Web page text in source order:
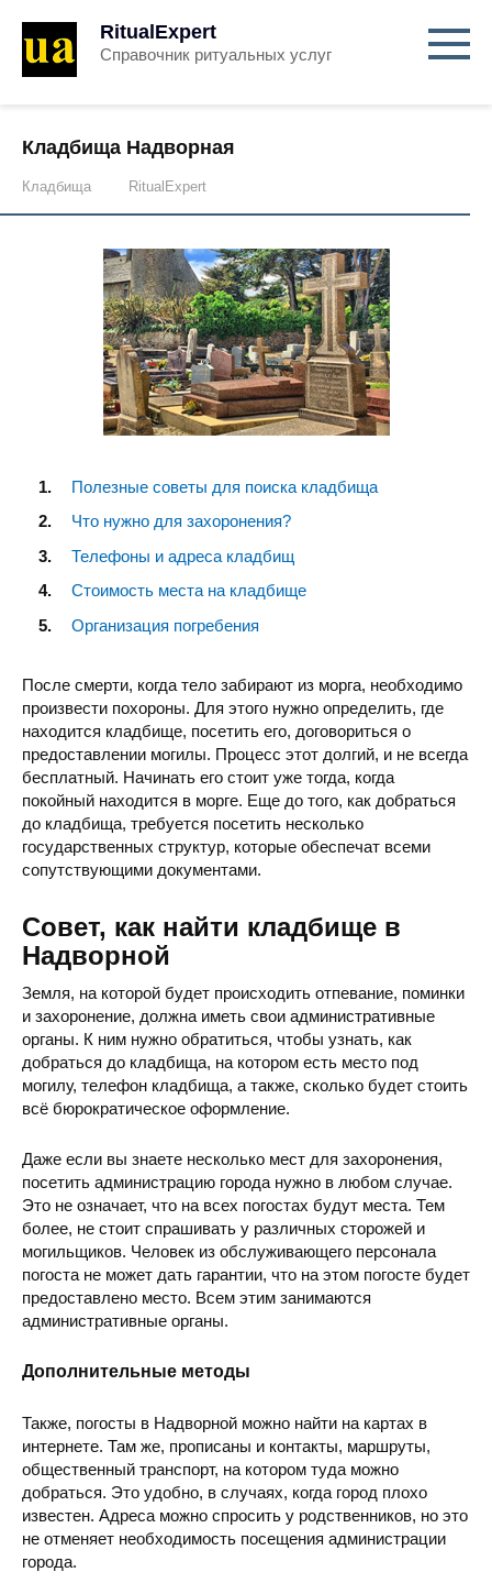
RitualExpert
Справочник ритуальных услуг
Кладбища Надворная
Кладбища RitualExpert
Полезные советы для поиска кладбища
Что нужно для захоронения?
Телефоны и адреса кладбищ
Стоимость места на кладбище
Организация погребения
После смерти, когда тело забирают из морга, необходимо
произвести похороны. Для этого нужно определить, где
находится кладбище, посетить его, договориться о
предоставлении могилы. Процесс этот долгий, и не всегда
бесплатный. Начинать его стоит уже тогда, когда
покойный находится в морге. Еще до того, как добраться
до кладбища, требуется посетить несколько
государственных структур, которые обеспечат всеми
сопутствующими документами.
Совет, как найти кладбище в
Надворной
Земля, на которой будет происходить отпевание, поминки
и захоронение, должна иметь свои административные
органы. К ним нужно обратиться, чтобы узнать, как
добраться до кладбища, на котором есть место под
могилу, телефон кладбища, а также, сколько будет стоить
всё бюрократическое оформление.
Даже если вы знаете несколько мест для захоронения,
посетить администрацию города нужно в любом случае.
Это не означает, что на всех погостах будут места. Тем
более, не стоит спрашивать у различных сторожей и
могильщиков. Человек из обслуживающего персонала
погоста не может дать гарантии, что на этом погосте будет
предоставлено место. Всем этим занимаются
административные органы.
Дополнительные методы
Также, погосты в Надворной можно найти на картах в
интернете. Там же, прописаны и контакты, маршруты,
общественный транспорт, на котором туда можно
добраться. Это удобно, в случаях, когда город плохо
известен. Адреса можно спросить у родственников, но это
не отменяет необходимость посещения администрации
города.